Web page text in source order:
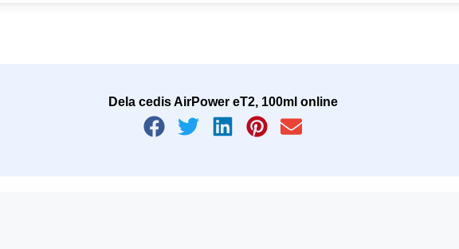
Dela cedis AirPower eT2, 100ml online